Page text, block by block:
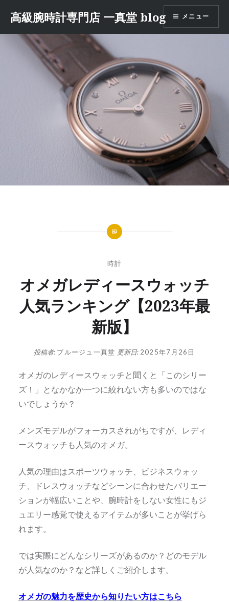
テ
高級腕時計専門店 一真堂 blog メニュー
時計
オメガレディースウォッチ
人気ランキング【2023年最
新版】
投稿者: ブルージュ一真堂 更新日: 2025年7月26日
オメガのレディースウォッチと聞くと「このシリー
ズ！」となかなか一つに絞れない方も多いのではな
いでしょうか？
メンズモデルがフォーカスされがちですが、レディ
ースウォッチも人気のオメガ。
人気の理由はスポーツウォッチ、ビジネスウォッ
チ、ドレスウォッチなどシーンに合わせたバリエー
ションが幅広いことや、腕時計をしない女性にもジ
ュエリー感覚で使えるアイテムが多いことが挙げら
れます。
では実際にどんなシリーズがあるのか？どのモデル
が人気なのか？など詳しくご紹介します。
オメガの魅力を歴史から知りたい方はこちら